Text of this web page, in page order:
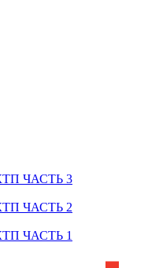
КТП ЧАСТЬ 3
КТП ЧАСТЬ 2
КТП ЧАСТЬ 1